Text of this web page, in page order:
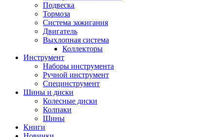
Подвеска
Тормоза
Система зажигания
Двигатель
Выхлопная система
Коллекторы
Инструмент
Наборы инструмента
Ручной инструмент
Специнструмент
Шины и диски
Колесные диски
Колпаки
Шины
Книги